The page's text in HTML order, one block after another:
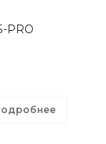
PRO